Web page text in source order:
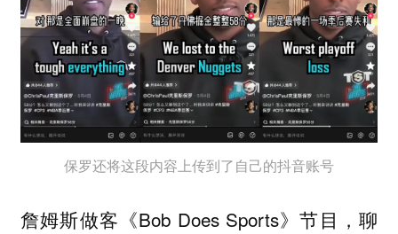
保罗还将这段内容上传到了自己的抖音账号
詹姆斯做客《Bob Does Sports》节目，聊